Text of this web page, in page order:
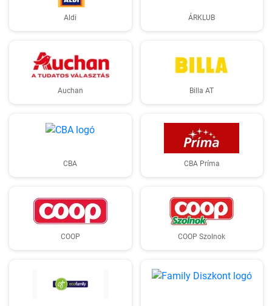
Aldi ÁRKLUB
Auchan Billa AT
CBA CBA Príma
COOP COOP Szolnok